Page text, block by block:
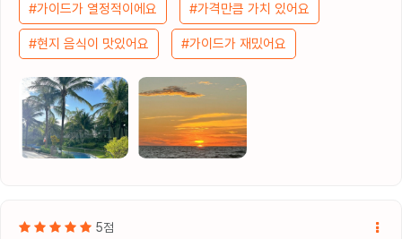
#가이드가 열정적이에요 #가격만큼 가치 있어요
#현지 음식이 맛있어요 #가이드가 재밌어요
5점